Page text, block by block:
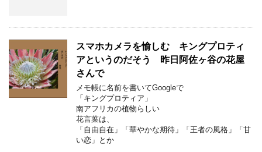
スマホカメラを愉しむ キングプロティ
アというのだそう 昨日阿佐ヶ谷の花屋
さんで
メモ帳に名前を書いてGoogleで
「キングプロティア」
南アフリカの植物らしい
花言葉は、
「自由自在」「華やかな期待」「王者の風格」「甘
い恋」とか